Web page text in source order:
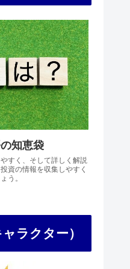
知恵袋
すく、そして詳しく解説
資の情報を収集しやすく
う。
ラクター）